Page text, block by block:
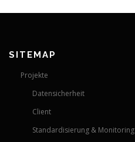
SITEMAP
Projekte
Datensicherheit
Client
Standardisierung & Monitoring